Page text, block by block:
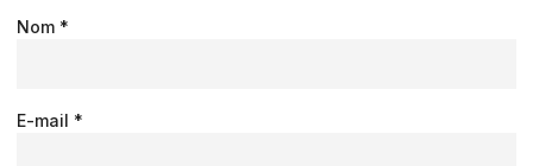
Nom *
E-mail *